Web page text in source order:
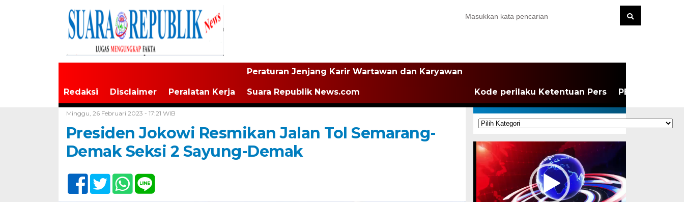
Redaksi Disclaimer Peralatan Kerja
Peraturan Jenjang Karir Wartawan dan Karyawan
Suara Republik News.com Kode perilaku Ketentuan Pers PEDOMAN
Minggu, 26 Februari 2023 - 17:21 WIB
Presiden Jokowi Resmikan Jalan Tol Semarang-
Demak Seksi 2 Sayung-Demak
KATEGORI
Kategori
Pemutar
Video